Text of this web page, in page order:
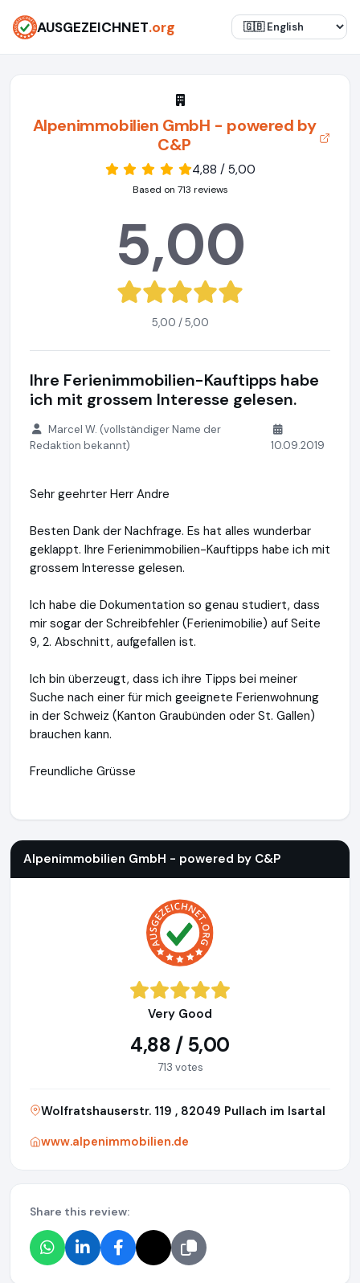
AUSGEZEICHNET.org
Alpenimmobilien GmbH - powered by
C&P
4,88 / 5,00
Based on 713 reviews
5,00
5,00 / 5,00
Ihre Ferienimmobilien-Kauftipps habe
ich mit grossem Interesse gelesen.
Marcel W. (vollständiger Name der
Redaktion bekannt)
10.09.2019
Sehr geehrter Herr Andre
Besten Dank der Nachfrage. Es hat alles wunderbar
geklappt. Ihre Ferienimmobilien-Kauftipps habe ich mit
grossem Interesse gelesen.
Ich habe die Dokumentation so genau studiert, dass
mir sogar der Schreibfehler (Ferienimobilie) auf Seite
9, 2. Abschnitt, aufgefallen ist.
Ich bin überzeugt, dass ich ihre Tipps bei meiner
Suche nach einer für mich geeignete Ferienwohnung
in der Schweiz (Kanton Graubünden oder St. Gallen)
brauchen kann.
Freundliche Grüsse
Alpenimmobilien GmbH - powered by C&P
Very Good
4,88 / 5,00
713 votes
Wolfratshauserstr. 119 , 82049 Pullach im Isartal
www.alpenimmobilien.de
Share this review: